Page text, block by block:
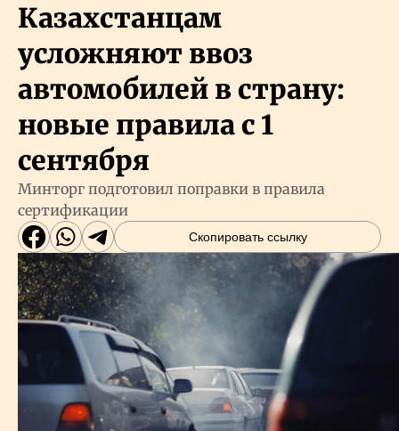
Казахстанцам
усложняют ввоз
автомобилей в страну:
новые правила с 1
сентября
Минторг подготовил поправки в правила
сертификации
Скопировать ссылку